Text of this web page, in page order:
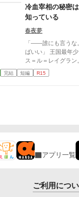
者が「坊ちゃんの
て！？
冷血宰相の秘密
知っている
春夜夢
「――誰にも言うな
ばいい」 王国最年少で宰相に就任した男、ゼフィル
ス＝ル＝レイグラ
政の化け物として
の少年リクを城へと引き取る。 誰
くて、痛いほど愛
完結 短編 R15
アプリ一覧
ご利用につ